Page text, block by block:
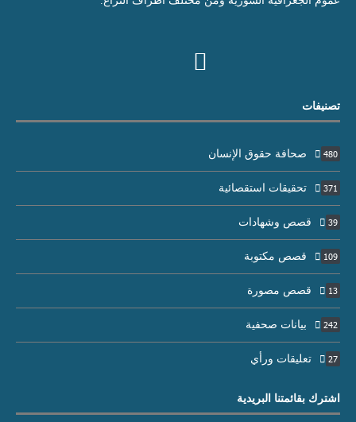
تصنيفات
صحافة حقوق الإنسان 480
تحقيقات استقصائية 371
قصص وشهادات 39
قصص مكتوبة 109
قصص مصورة 13
بيانات صحفية 242
تعليقات ورأي 27
اشترك بقائمتنا البريدية